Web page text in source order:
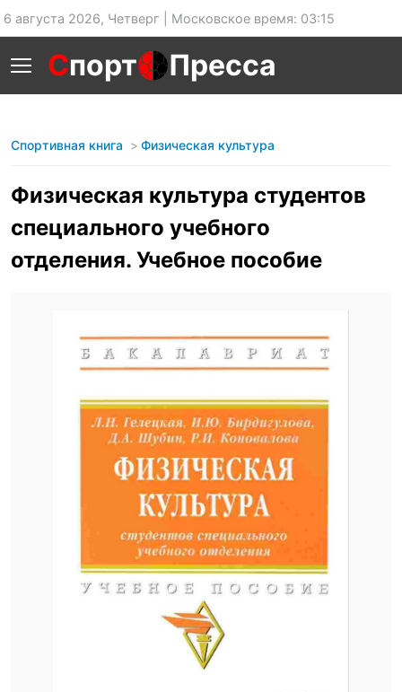
6 августа 2026, Четверг | Московское время: 03:15
Спорт Пресса
Спортивная книга Физическая культура
Физическая культура студентов
специального учебного
отделения. Учебное пособие